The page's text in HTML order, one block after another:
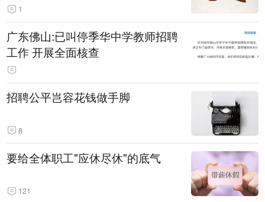
1
广东佛山:已叫停季华中学教师招聘
工作 开展全面核查
招聘公平岂容花钱做手脚
8
要给全体职工"应休尽休"的底气
121